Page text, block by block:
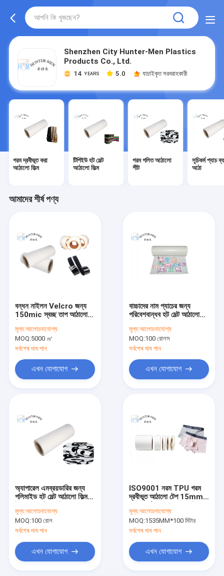
Shenzhen City Hunter-Men Plastics
Products Co., Ltd.
14 YEARS 5.0 যাচাইকৃত সরবরাহকারী
গরম দ্রবীভূত করা
আঠালো ফিল্ম
টিপিইউ হট মেল্ট
আঠালো ফিল্ম
গরম গলিত আঠালো
শীট
সূচিকর্ম প্যাচ
আঠা
আমাদের শীর্ষ পণ্য
বন্ধন নাইলন Velcro জন্য
150mic স্বচ্ছ তাপ আঠালো
মূল্য:আলোচনাযোগ্য
MOQ:5000 ㎡
সর্বশেষ দাম পান
এখন যোগাযোগ
বাচ্চাদের নাম প্যাচের জন্য
পরিবেশবান্ধব হট মেল্ট আঠালো
মূল্য:আলোচনাযোগ্য
MOQ:100 রোলস
সর্বশেষ দাম পান
এখন যোগাযোগ
অ্যাপারেল এমব্রয়ডারির ​​জন্য
পলিমাইড হট মেল্ট আঠালো ফিল্ম
মূল্য:আলোচনাযোগ্য
MOQ:100 রোল
সর্বশেষ দাম পান
এখন যোগাযোগ
ISO9001 নরম TPU গরম
দ্রবীভূত আঠালো টেপ 15mm
মূল্য:আলোচনাযোগ্য
MOQ:1535MM*100 মিটার
সর্বশেষ দাম পান
এখন যোগাযোগ